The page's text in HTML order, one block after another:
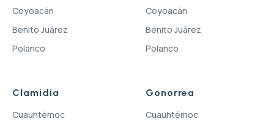
Coyoacán
Benito Juárez
Polanco
Coyoacán
Benito Juárez
Polanco
Clamidia
Cuauhtémoc
Gonorrea
Cuauhtémoc